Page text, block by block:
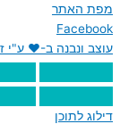
מפת האתר
Facebook
עוצב ונבנה ב-♥︎ ע"י
דילוג לתוכן